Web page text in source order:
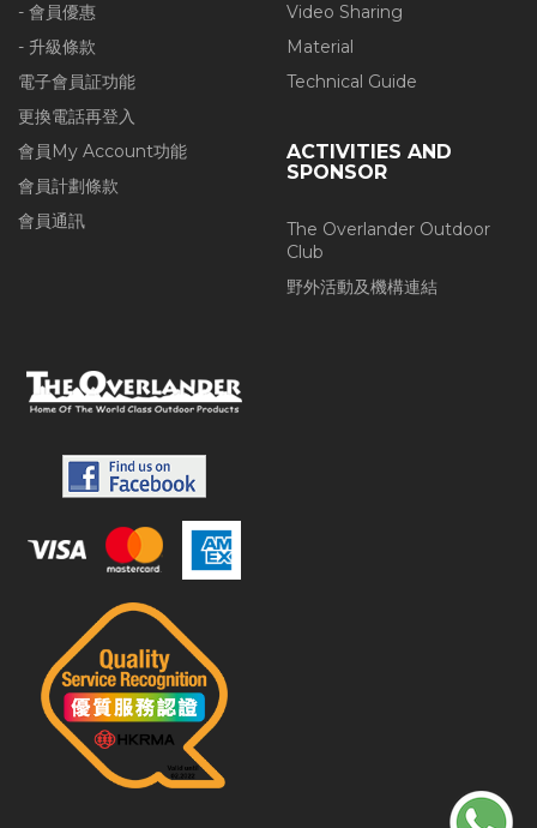
- 會員優惠
- 升級條款
電子會員証功能
更換電話再登入
會員My Account功能
會員計劃條款
會員通訊
Video Sharing
Material
Technical Guide
ACTIVITIES AND
SPONSOR
The Overlander Outdoor
Club
野外活動及機構連結